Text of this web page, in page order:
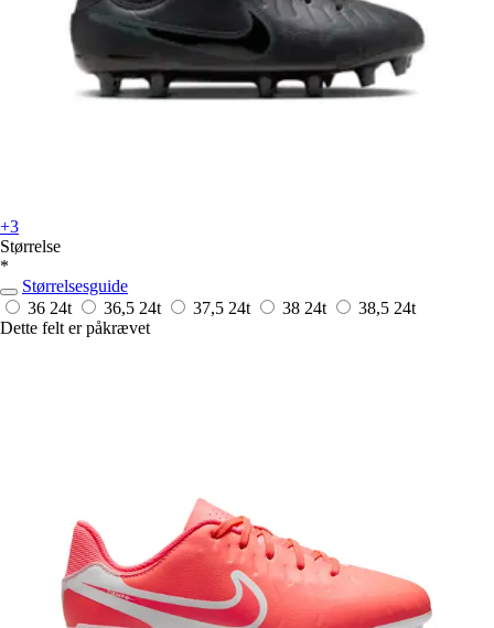
+3
Størrelse
*
Størrelsesguide
36 24t 36,5 24t 37,5 24t 38 24t 38,5 24t
Dette felt er påkrævet